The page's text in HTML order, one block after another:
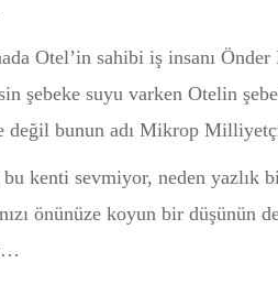
Otel’in sahibi iş insanı Önder
şebeke suyu varken Otelin
değil bunun adı Mikrop
bu kenti sevmiyor, neden yazlık
önünüze koyun bir düşünün